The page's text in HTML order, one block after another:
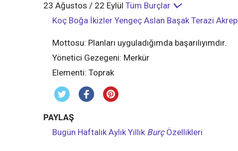
23 Ağustos / 22 Eylül Tüm Burçlar
Koç Boğa İkizler Yengeç Aslan Başak Terazi Akrep
Mottosu: Planları uyguladığımda başarılıyımdır.
Yönetici Gezegeni: Merkür
Elementi: Toprak
PAYLAŞ
Bugün Haftalık Aylık Yıllık BurçÖzellikleri